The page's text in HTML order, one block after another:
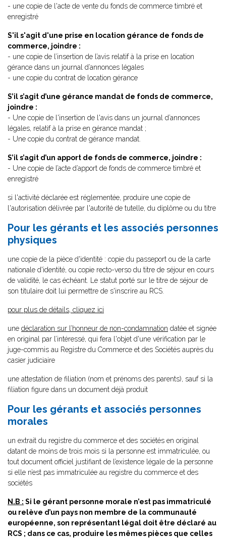
- une copie de l'acte de vente du fonds de commerce timbré et
enregistré
S'il s'agit d'une prise en location gérance de fonds de
commerce, joindre :
- une copie de l’insertion de l’avis relatif à la prise en location
gérance dans un journal d’annonces légales
- une copie du contrat de location gérance
S’il s’agit d’une gérance mandat de fonds de commerce,
joindre :
- Une copie de l'insertion de l'avis dans un journal d’annonces
légales, relatif à la prise en gérance mandat ;
- Une copie du contrat de gérance mandat.
S’il s’agit d’un apport de fonds de commerce, joindre :
- Une copie de l’acte d’apport de fonds de commerce timbré et
enregistré
si l'activité déclarée est réglementée, produire une copie de
l'autorisation délivrée par l'autorité de tutelle, du diplôme ou du titre
Pour les gérants et les associés personnes
physiques
une copie de la pièce d'identité : copie du passeport ou de la carte
nationale d'identité, ou copie recto-verso du titre de séjour en cours
de validité, le cas échéant. Le statut porté sur le titre de séjour de
son titulaire doit lui permettre de s'inscrire au RCS.
pour plus de détails, cliquez ici
une déclaration sur l’honneur de non-condamnation datée et signée
en original par l’intéressé, qui fera l'objet d'une vérification par le
juge-commis au Registre du Commerce et des Sociétés auprès du
casier judiciaire
une attestation de filiation (nom et prénoms des parents), sauf si la
filiation figure dans un document déjà produit
Pour les gérants et associés personnes
morales
un extrait du registre du commerce et des sociétés en original
datant de moins de trois mois si la personne est immatriculée, ou
tout document officiel justifiant de l’existence légale de la personne
si elle n’est pas immatriculée au registre du commerce et des
sociétés
N.B : Si le gérant personne morale n’est pas immatriculé
ou relève d’un pays non membre de la communauté
européenne, son représentant légal doit être déclaré au
RCS ; dans ce cas, produire les mêmes pièces que celles